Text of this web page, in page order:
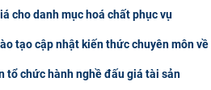
cho danh mục hoá chất phục vụ
tạo cập nhật kiến thức chuyên môn
tổ chức hành nghề đấu giá tài sản